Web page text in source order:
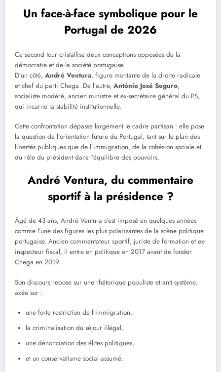
Un face-à-face symbolique pour le
Portugal de 2026
Ce second tour cristallise deux conceptions opposées de la
démocratie et de la société portugaise.
D’un côté, André Ventura, figure montante de la droite radicale
et chef du parti Chega. De l’autre, António José Seguro,
socialiste modéré, ancien ministre et ex-secrétaire général du PS,
qui incarne la stabilité institutionnelle.
Cette confrontation dépasse largement le cadre partisan : elle pose
la question de l’orientation future du Portugal, tant sur le plan des
libertés publiques que de l’immigration, de la cohésion sociale et
du rôle du président dans l’équilibre des pouvoirs.
André Ventura, du commentaire
sportif à la présidence ?
Âgé de 43 ans, André Ventura s’est imposé en quelques années
comme l’une des figures les plus polarisantes de la scène politique
portugaise. Ancien commentateur sportif, juriste de formation et ex-
inspecteur fiscal, il entre en politique en 2017 avant de fonder
Chega en 2019.
Son discours repose sur une rhétorique populiste et anti-système,
axée sur :
une forte restriction de l’immigration,
la criminalisation du séjour illégal,
une dénonciation des élites politiques,
et un conservatisme social assumé.